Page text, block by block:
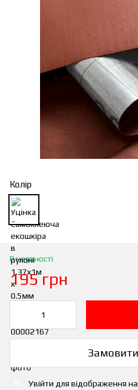
Колір
В наявності
195 грн
Увійти для відображення